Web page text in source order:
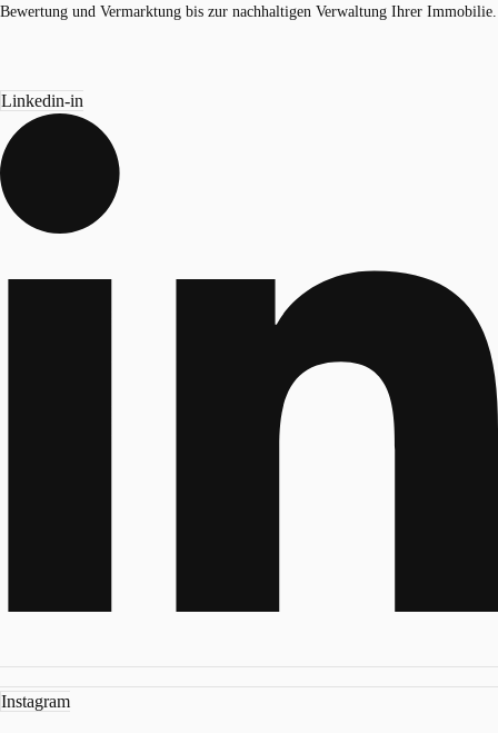
Bewertung und Vermarktung bis zur nachhaltigen Verwaltung Ihrer Immobilie.
Linkedin-in
Instagram